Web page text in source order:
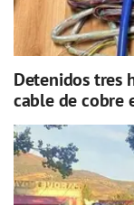
Detenidos tres
cable de cobre